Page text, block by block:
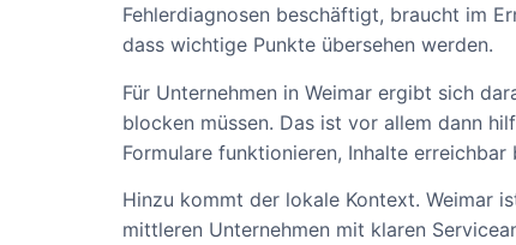
Fehlerdiagnosen beschäftigt, braucht im
dass wichtige Punkte übersehen werden.
Für Unternehmen in Weimar ergibt sich
blocken müssen. Das ist vor allem dann
Formulare funktionieren, Inhalte
Hinzu kommt der lokale Kontext. Weimar
mittleren Unternehmen mit klaren